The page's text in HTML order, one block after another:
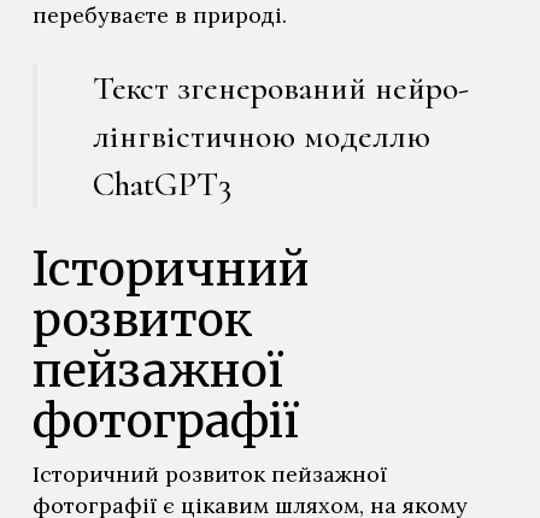
перебуваєте в природі.
Текст згенерований нейро-
лінгвістичною моделлю
ChatGPT3
Історичний
розвиток
пейзажної
фотографії
Історичний розвиток пейзажної
фотографії є цікавим шляхом, на якому